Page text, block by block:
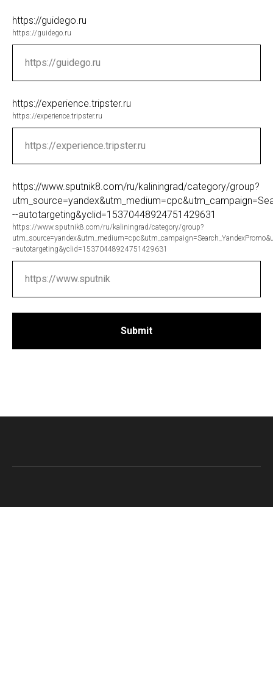
https://guidego.ru
https://guidego.ru
https://experience.tripster.ru
https://experience.tripster.ru
https://www.sputnik8.com/ru/kaliningrad/category/group?
--autotargeting&yclid=15370448924751429631
https://www.sputnik8.com/ru/kaliningrad/category/group?
--autotargeting&yclid=15370448924751429631
Submit